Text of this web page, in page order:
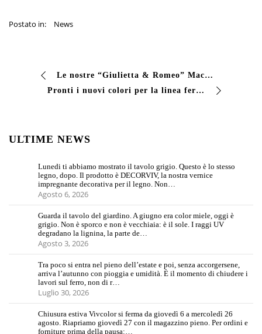
Postato in: News
Le nostre “Giulietta & Romeo” Macchine macinatrici con nuova tecnologia “SUBMILL”.
Pronti i nuovi colori per la linea ferro micaceo. Chiedete al nostro commerciale/ tecnico per avere tutte le infomazioni e per sapere tutte le tinte disponibil…
ULTIME NEWS
Lunedi ti abbiamo mostrato il tavolo grigio. Questo è lo stesso
legno, dopo. Il prodotto è DECORVIV, la nostra vernice
impregnante decorativa per il legno. Non…
Agosto 6, 2026
Guarda il tavolo del giardino. A giugno era color miele, oggi è
grigio. Non è sporco e non è vecchiaia: è il sole. I raggi UV
degradano la lignina, la parte de…
Agosto 3, 2026
Tra poco si entra nel pieno dell’estate e poi, senza accorgersene,
arriva l’autunno con pioggia e umidità. È il momento di chiudere i
lavori sul ferro, non di r…
Luglio 30, 2026
Chiusura estiva Vivcolor si ferma da giovedì 6 a mercoledì 26
agosto. Riapriamo giovedì 27 con il magazzino pieno. Per ordini e
forniture prima della pausa:…